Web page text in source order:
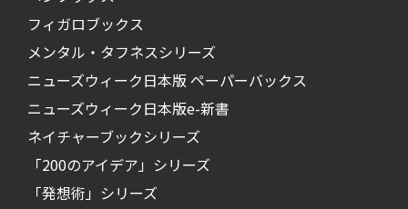
フィガロブックス
メンタル・タフネスシリーズ
ニューズウィーク日本版 ペーパーバックス
ニューズウィーク日本版e-新書
ネイチャーブックシリーズ
「200のアイデア」シリーズ
「発想術」シリーズ